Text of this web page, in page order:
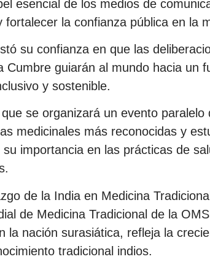
esencial de los medios de
fortalecer la confianza pública en la
su confianza en que las
Cumbre guiarán al mundo hacia un
y sostenible.
se organizará un evento paralelo
medicinales más reconocidas y
importancia en las prácticas de
de la India en Medicina
de Medicina Tradicional de la
la nación surasiática, refleja la
tradicional indios.